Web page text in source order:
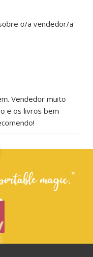
o/a vendedor/a
Vendedor muito
e os livros bem